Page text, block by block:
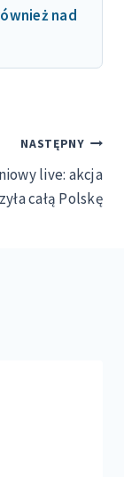
nad
NASTĘPNY
live: akcja
całą Polskę